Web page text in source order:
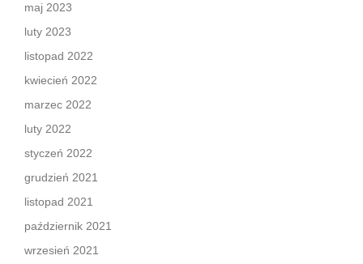
maj 2023
luty 2023
listopad 2022
kwiecień 2022
marzec 2022
luty 2022
styczeń 2022
grudzień 2021
listopad 2021
październik 2021
wrzesień 2021